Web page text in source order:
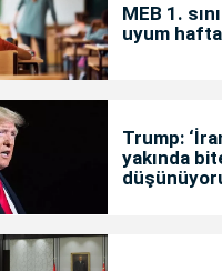
MEB 1.
uyum
Trump:
yakında